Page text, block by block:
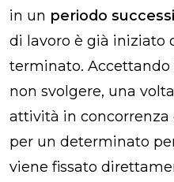
in un periodo
di lavoro è già iniziato
terminato.
non svolgere, una
attività in concorrenza
per un determinato
viene fissato